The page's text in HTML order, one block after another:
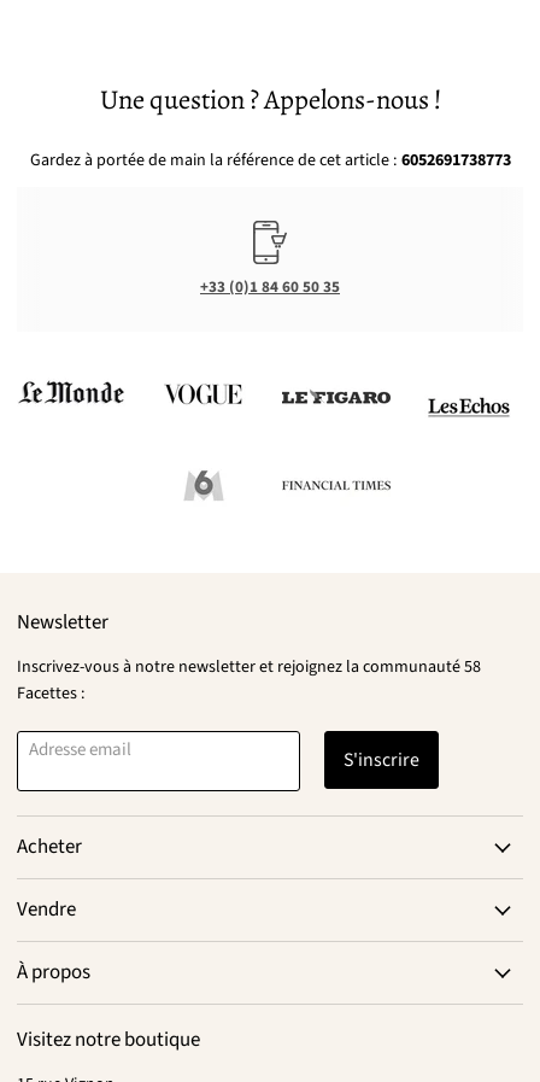
Une question ? Appelons-nous !
Gardez à portée de main la référence de cet article : 6052691738773
+33 (0)1 84 60 50 35
Newsletter
Inscrivez-vous à notre newsletter et rejoignez la communauté 58
Facettes :
Adresse email S'inscrire
Acheter
Vendre
À propos
Visitez notre boutique